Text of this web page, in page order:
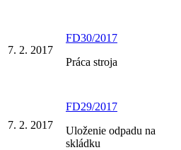
7. 2. 2017
FD30/2017
Práca stroja
7. 2. 2017
FD29/2017
Uloženie odpadu na
skládku